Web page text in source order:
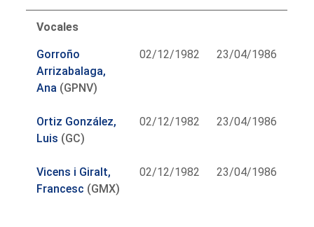
Vocales
Gorroño
Arrizabalaga,
Ana (GPNV)
02/12/1982 23/04/1986
Ortiz González,
Luis (GC)
02/12/1982 23/04/1986
Vicens i Giralt,
Francesc (GMX)
02/12/1982 23/04/1986